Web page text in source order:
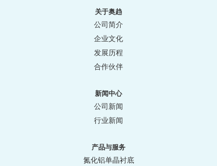
关于奥趋
公司简介
企业文化
发展历程
合作伙伴
新闻中心
公司新闻
行业新闻
产品与服务
氮化铝单晶衬底